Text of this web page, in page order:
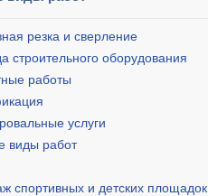
резка и сверление
строительного оборудования
работы
услуги
виды работ
спортивных и детских площадок